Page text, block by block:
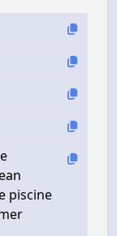
piscine